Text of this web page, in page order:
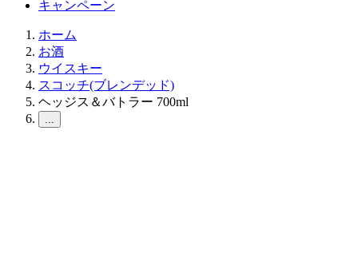
キャンペーン
ホーム
お酒
ウイスキー
スコッチ(ブレンデッド)
ヘッジス＆バトラー 700ml
...